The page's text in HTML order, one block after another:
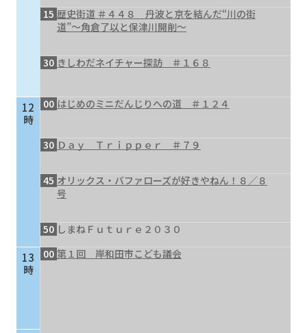
12
時
13
時
15 歴史街道 ＃４４８ 丹波と京を結んだ“川の街
道”～角倉了以と保津川開削～
30 きしわだネイチャー探訪 ＃１６８
00 はじめのミニだんじりへの道 ＃１２４
30 Ｄａｙ Ｔｒｉｐｐｅｒ ＃７９
45 オリックス・バファローズが好きやねん！８／８
号
50 しまねＦｕｔｕｒｅ２０３０
00 第１回 岸和田市こども議会